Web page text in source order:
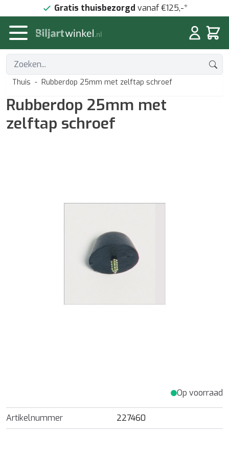
Doorgaan naar artikelGratis thuisbezorgd vanaf €125,-*
Thuis - Rubberdop 25mm met zelftap schroef
Rubberdop 25mm met
zelftap schroef
Op voorraad
Artikelnummer 227460